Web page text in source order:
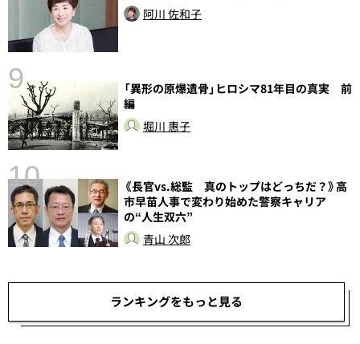
阿川 佐和子
9
「異形の原爆遺骨」ヒロシマ81年目の真実 前
編
堀川 惠子
10
《長官vs.総監 真のトップはどっちだ？》高
市早苗人事で変わり始めた警察キャリア
の“人生双六”
青山 次郎
ランキングをもっと見る